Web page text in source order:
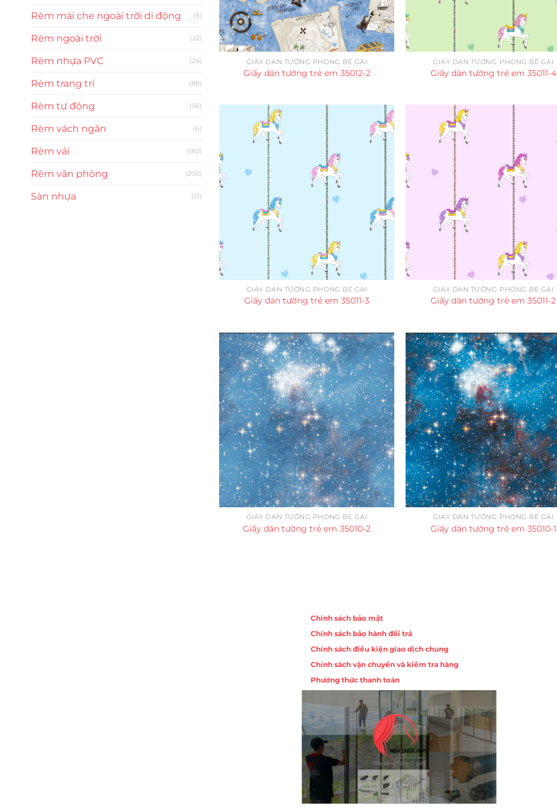
Rèm mái che ngoài trời di động (8)
Rèm ngoài trời (22)
Rèm nhựa PVC (24)
Rèm trang trí (88)
Rèm tự động (56)
Rèm vách ngăn (6)
Rèm vải (182)
Rèm văn phòng (200)
Sàn nhựa (21)
GIẤY DÁN TƯỜNG PHÒNG BÉ GÁI
Giấy dán tường trẻ em 35012-2
GIẤY DÁN TƯỜNG PHÒNG BÉ GÁI
Giấy dán tường trẻ em 35011-4
GIẤY DÁN TƯỜNG PHÒNG BÉ GÁI
Giấy dán tường trẻ em 35011-3
GIẤY DÁN TƯỜNG PHÒNG BÉ GÁI
Giấy dán tường trẻ em 35011-2
GIẤY DÁN TƯỜNG PHÒNG BÉ GÁI
Giấy dán tường trẻ em 35010-2
GIẤY DÁN TƯỜNG PHÒNG BÉ GÁI
Giấy dán tường trẻ em 35010-1
Chính sách bảo mật
Chính sách bảo hành đổi trả
Chính sách điều kiện giao dịch chung
Chính sách vận chuyển và kiểm tra hàng
Phương thức thanh toán